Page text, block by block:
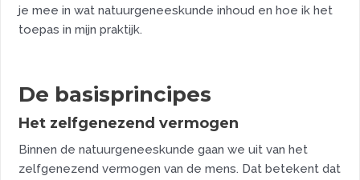
je mee in wat natuurgeneeskunde inhoud en hoe ik het
toepas in mijn praktijk.
De basisprincipes
Het zelfgenezend vermogen
Binnen de natuurgeneeskunde gaan we uit van het
zelfgenezend vermogen van de mens. Dat betekent dat